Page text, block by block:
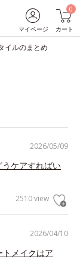
マイページ
0
カート
イルのまとめ
2026/05/09
うケアすればい
2510 view
2026/04/10
メイクはア